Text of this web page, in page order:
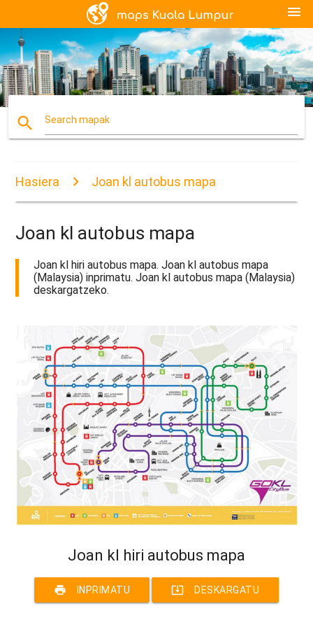
menu
search Search mapak
Hasiera Joan kl autobus mapa
Joan kl autobus mapa
Joan kl hiri autobus mapa. Joan kl autobus mapa
(Malaysia) inprimatu. Joan kl autobus mapa (Malaysia)
deskargatzeko.
Joan kl hiri autobus mapa
print INPRIMATU system_update_alt DESKARGATU